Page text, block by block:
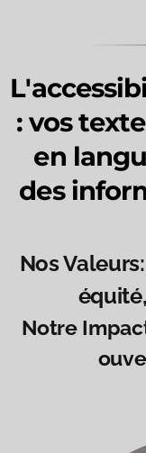
: vos
en
des
Nos
Notre